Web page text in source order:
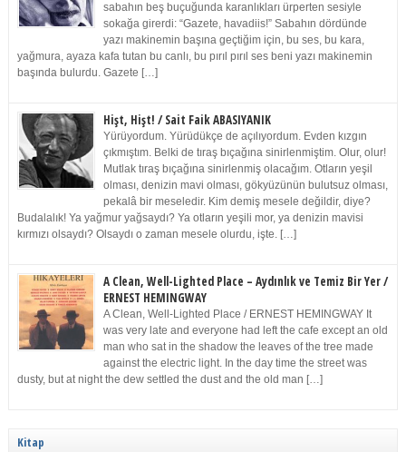
sabahın beş buçuğunda karanlıkları ürperten sesiyle
sokağa girerdi: “Gazete, havadiis!” Sabahın dördünde
yazı makinemin başına geçtiğim için, bu ses, bu kara,
yağmura, ayaza kafa tutan bu canlı, bu pırıl pırıl ses beni yazı makinemin
başında bulurdu. Gazete […]
Hişt, Hişt! / Sait Faik ABASIYANIK
Yürüyordum. Yürüdükçe de açılıyordum. Evden kızgın
çıkmıştım. Belki de tıraş bıçağına sinirlenmiştim. Olur, olur!
Mutlak tıraş bıçağına sinirlenmiş olacağım. Otların yeşil
olması, denizin mavi olması, gökyüzünün bulutsuz olması,
pekalâ bir meseledir. Kim demiş mesele değildir, diye?
Budalalık! Ya yağmur yağsaydı? Ya otların yeşili mor, ya denizin mavisi
kırmızı olsaydı? Olsaydı o zaman mesele olurdu, işte. […]
A Clean, Well-Lighted Place – Aydınlık ve Temiz Bir Yer /
ERNEST HEMINGWAY
A Clean, Well-Lighted Place / ERNEST HEMINGWAY It
was very late and everyone had left the cafe except an old
man who sat in the shadow the leaves of the tree made
against the electric light. In the day time the street was
dusty, but at night the dew settled the dust and the old man […]
Kitap